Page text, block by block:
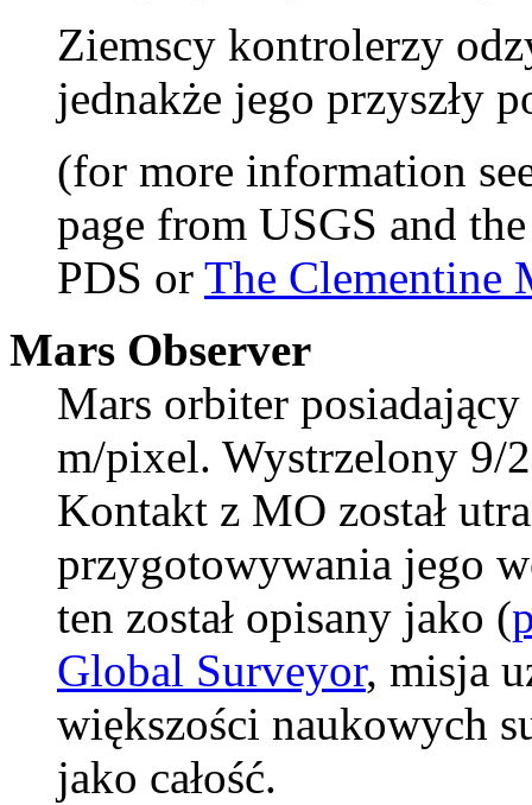
Ziemscy kontrolerzy
jednakże jego przyszły
(for more information
page from USGS and
PDS or The Clementine
Mars Observer
Mars orbiter
m/pixel. Wystrzelony 9/
Kontakt z MO został
przygotowywania jego
ten został opisany jako (
Global Surveyor, misja
większości naukowych
jako całość.